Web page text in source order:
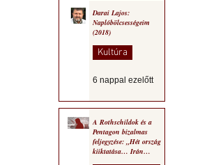
Darai Lajos:
Naplóbölcsességeim
(2018)
Kultúra
6 nappal ezelőtt
A Rothschildok és a
Pentagon bizalmas
feljegyzése: „Hét ország
kiiktatása… Irán